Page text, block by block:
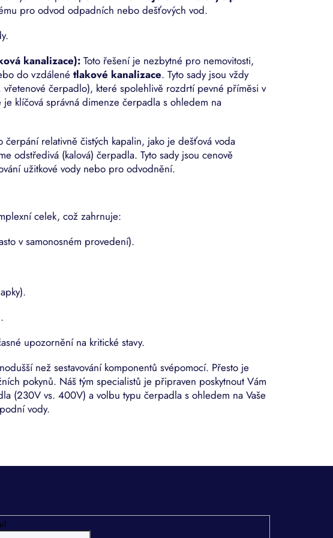
p
r
y
v
ý
p
i
s
í pro odvod odpadních nebo dešťových vod.
kanalizace): Toto řešení je nezbytné pro nemovitosti,
do vzdálené tlakové kanalizace. Tyto sady jsou vždy
vřetenové čerpadlo), které spolehlivě rozdrtí pevné příměsi v
klíčová správná dimenze čerpadla s ohledem na
čerpání relativně čistých kapalin, jako je dešťová voda
odstředivá (kalová) čerpadla. Tyto sady jsou cenově
užitkové vody nebo pro odvodnění.
celek, což zahrnuje:
v samonosném provedení).
upozornění na kritické stavy.
než sestavování komponentů svépomocí. Přesto je
pokynů. Náš tým specialistů je připraven poskytnout Vám
(230V vs. 400V) a volbu typu čerpadla s ohledem na Vaše
vody.